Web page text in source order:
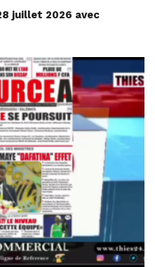
juillet 2026 avec